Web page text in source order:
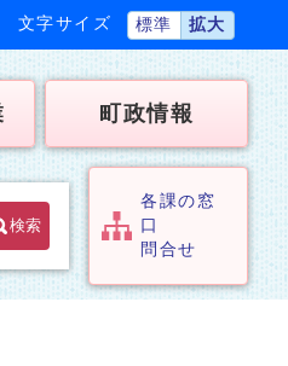
文字サイズ 標準 拡大
町政情報
検索
各課の窓
口
問合せ